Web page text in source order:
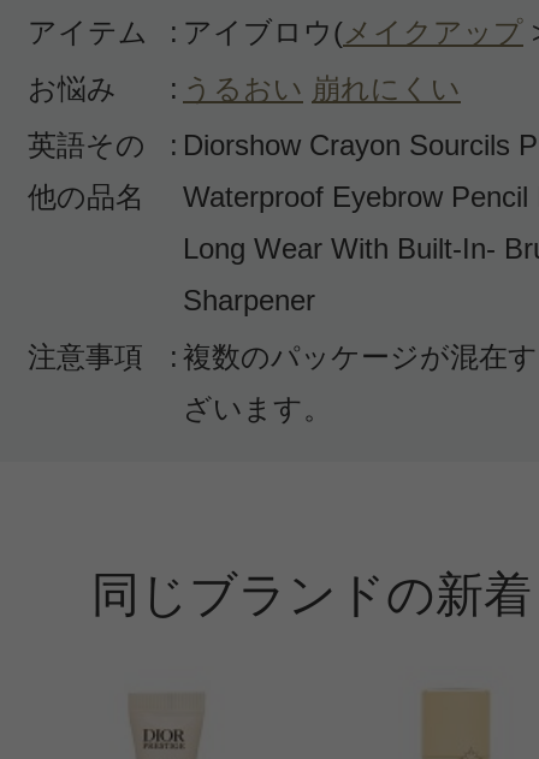
アイテム
: アイブロウ(メイクアップ
お悩み
: うるおい 崩れにくい
英語その
他の品名
: Diorshow Crayon Sourcils
Waterproof Eyebrow Pencil
Long Wear With Built-In-
Sharpener
注意事項
: 複数のパッケージが混在
ざいます。
同じブランドの新